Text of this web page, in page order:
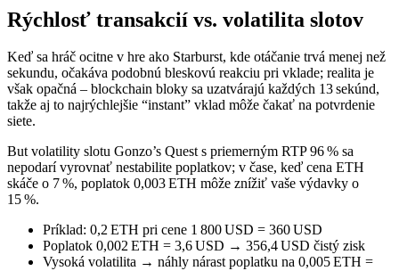
Rýchlosť transakcií vs. volatilita slotov
Keď sa hráč ocitne v hre ako Starburst, kde otáčanie trvá menej než
sekundu, očakáva podobnú bleskovú reakciu pri vklade; realita je
však opačná – blockchain bloky sa uzatvárajú každých 13 sekúnd,
takže aj to najrýchlejšie “instant” vklad môže čakať na potvrdenie
siete.
But volatility slotu Gonzo’s Quest s priemerným RTP 96 % sa
nepodarí vyrovnať nestabilite poplatkov; v čase, keď cena ETH
skáče o 7 %, poplatok 0,003 ETH môže znížiť vaše výdavky o
15 %.
Príklad: 0,2 ETH pri cene 1 800 USD = 360 USD
Poplatok 0,002 ETH = 3,6 USD → 356,4 USD čistý zisk
Vysoká volatilita → náhly nárast poplatku na 0,005 ETH =